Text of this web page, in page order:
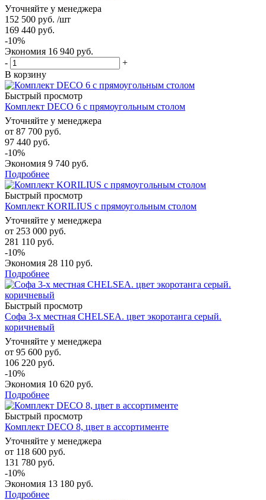
Уточняйте у менеджера
152 500 руб. /шт
169 440 руб.
-10%
Экономия 16 940 руб.
-
+
В корзину
Быстрый просмотр
Комплект DECO 6 с прямоугольным столом
Уточняйте у менеджера
от 87 700 руб.
97 440 руб.
-10%
Экономия 9 740 руб.
Подробнее
Быстрый просмотр
Комплект KORILIUS с прямоугольным столом
Уточняйте у менеджера
от 253 000 руб.
281 110 руб.
-10%
Экономия 28 110 руб.
Подробнее
Быстрый просмотр
Софа 3-х местная CHELSEA. цвет экоротанга серый.
коричневый
Уточняйте у менеджера
от 95 600 руб.
106 220 руб.
-10%
Экономия 10 620 руб.
Подробнее
Быстрый просмотр
Комплект DECO 8, цвет в ассортименте
Уточняйте у менеджера
от 118 600 руб.
131 780 руб.
-10%
Экономия 13 180 руб.
Подробнее